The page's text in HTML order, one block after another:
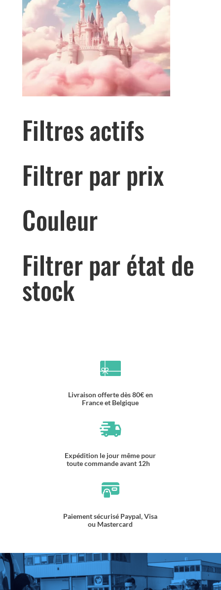
Filtres actifs
Filtrer par prix
Couleur
Filtrer par état de
stock
Livraison offerte dès 80€ en
France et Belgique
Expédition le jour même pour
toute commande avant 12h
Paiement sécurisé Paypal, Visa
ou Mastercard